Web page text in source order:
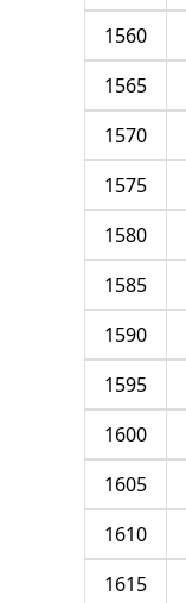
1560
1565
1570
1575
1580
1585
1590
1595
1600
1605
1610
1615